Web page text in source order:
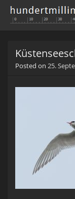
Posted on 25.